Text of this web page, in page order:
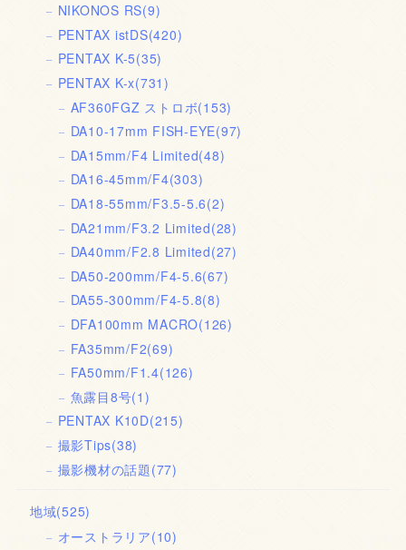
NIKONOS RS(9)
PENTAX istDS(420)
PENTAX K-5(35)
PENTAX K-x(731)
AF360FGZ ストロボ(153)
DA10-17mm FISH-EYE(97)
DA15mm/F4 Limited(48)
DA16-45mm/F4(303)
DA18-55mm/F3.5-5.6(2)
DA21mm/F3.2 Limited(28)
DA40mm/F2.8 Limited(27)
DA50-200mm/F4-5.6(67)
DA55-300mm/F4-5.8(8)
DFA100mm MACRO(126)
FA35mm/F2(69)
FA50mm/F1.4(126)
魚露目8号(1)
PENTAX K10D(215)
撮影Tips(38)
撮影機材の話題 (77)
地域(525)
オーストラリア(10)